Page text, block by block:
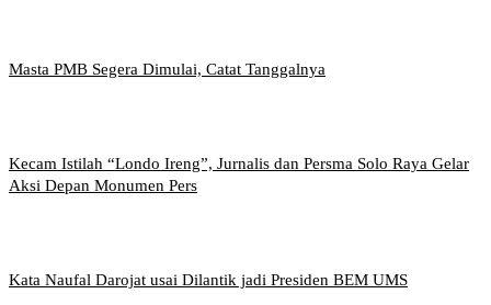
Masta PMB Segera Dimulai, Catat Tanggalnya
Kecam Istilah “Londo Ireng”, Jurnalis dan Persma Solo Raya Gelar
Aksi Depan Monumen Pers
Kata Naufal Darojat usai Dilantik jadi Presiden BEM UMS